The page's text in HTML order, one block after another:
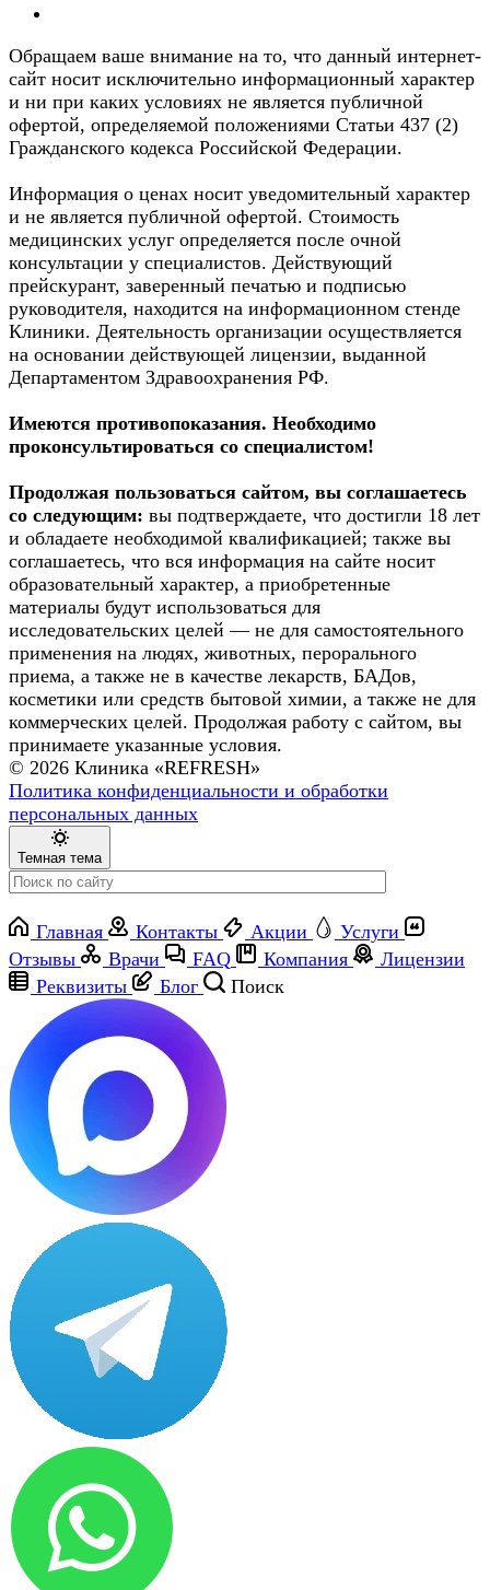
Обращаем ваше внимание на то, что данный интернет-
сайт носит исключительно информационный характер
и ни при каких условиях не является публичной
офертой, определяемой положениями Статьи 437 (2)
Гражданского кодекса Российской Федерации.
Информация о ценах носит уведомительный характер
и не является публичной офертой. Стоимость
медицинских услуг определяется после очной
консультации у специалистов. Действующий
прейскурант, заверенный печатью и подписью
руководителя, находится на информационном стенде
Клиники. Деятельность организации осуществляется
на основании действующей лицензии, выданной
Департаментом Здравоохранения РФ.
Имеются противопоказания. Необходимо
проконсультироваться со специалистом!
Продолжая пользоваться сайтом, вы соглашаетесь
со следующим: вы подтверждаете, что достигли 18 лет
и обладаете необходимой квалификацией; также вы
соглашаетесь, что вся информация на сайте носит
образовательный характер, а приобретенные
материалы будут использоваться для
исследовательских целей — не для самостоятельного
применения на людях, животных, перорального
приема, а также не в качестве лекарств, БАДов,
косметики или средств бытовой химии, а также не для
коммерческих целей. Продолжая работу с сайтом, вы
принимаете указанные условия.
© 2026 Клиника «REFRESH»
Политика конфиденциальности и обработки
персональных данных
Темная тема
Главная Контакты Акции
Услуги
Отзывы
Врачи FAQ Компания
Лицензии
Реквизиты
Блог Поиск